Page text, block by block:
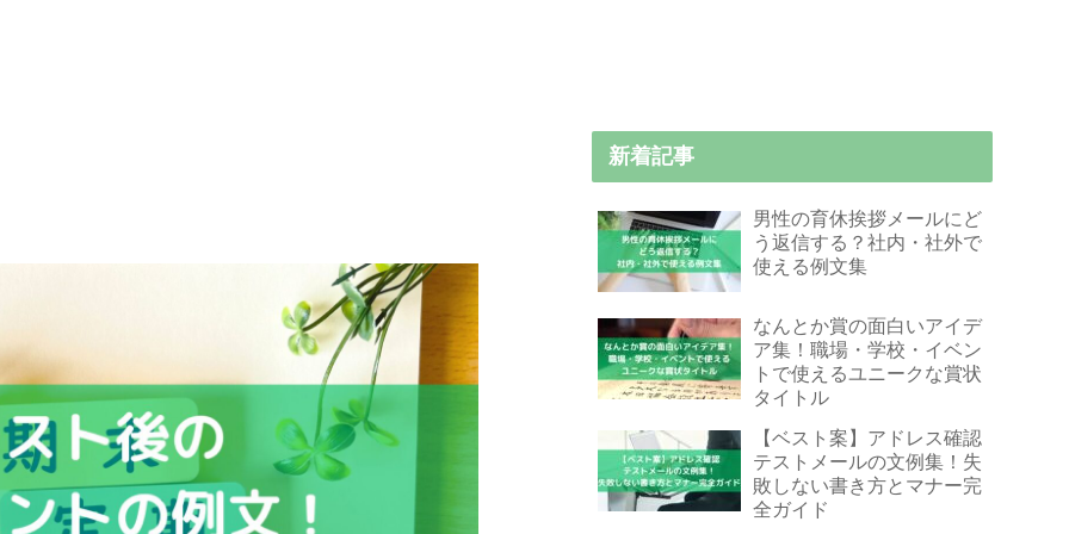
新着記事
男性の育休挨拶メールにど
う返信する？社内・社外で
使える例文集
なんとか賞の面白いアイデ
ア集！職場・学校・イベン
トで使えるユニークな賞状
タイトル
【ベスト案】アドレス確認
テストメールの文例集！失
敗しない書き方とマナー完
全ガイド